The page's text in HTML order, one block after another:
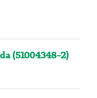
(51004348-2)